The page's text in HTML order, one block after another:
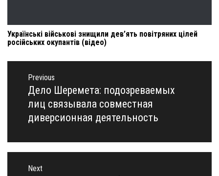
Українські військові знищили дев’ять повітряних цілей
російських окупантів (відео)
Навигация
записям
Previous
Previous
post:
Дело Шеремета: подозреваемых
лиц связывала совместная
диверсионная деятельность
Next